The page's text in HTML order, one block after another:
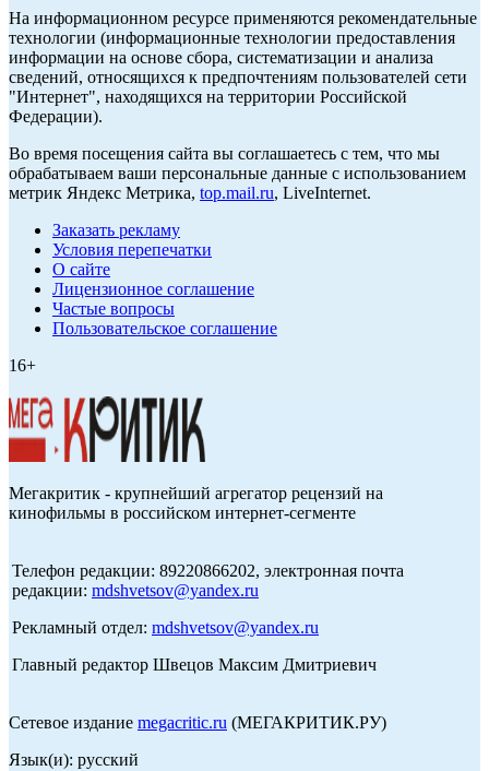
На информационном ресурсе применяются рекомендательные
технологии (информационные технологии предоставления
информации на основе сбора, систематизации и анализа
сведений, относящихся к предпочтениям пользователей сети
"Интернет", находящихся на территории Российской
Федерации).
Во время посещения сайта вы соглашаетесь с тем, что мы
обрабатываем ваши персональные данные с использованием
метрик Яндекс Метрика, top.mail.ru, LiveInternet.
Заказать рекламу
Условия перепечатки
О сайте
Лицензионное соглашение
Частые вопросы
Пользовательское соглашение
16+
Мегакритик - крупнейший агрегатор рецензий на
кинофильмы в российском интернет-сегменте
Телефон редакции: 89220866202, электронная почта
редакции: mdshvetsov@yandex.ru
Рекламный отдел: mdshvetsov@yandex.ru
Главный редактор Швецов Максим Дмитриевич
Сетевое издание megacritic.ru (МЕГАКРИТИК.РУ)
Язык(и): русский